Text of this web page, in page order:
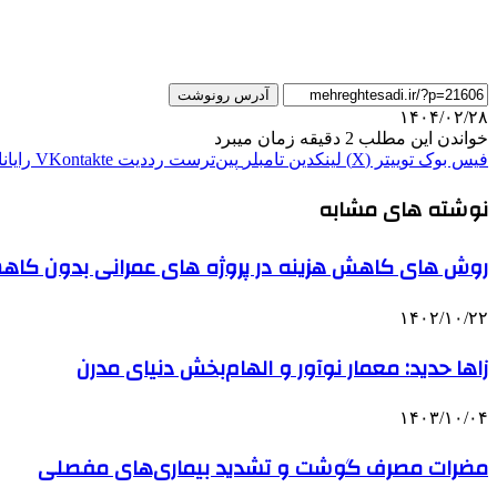
آدرس رونوشت
۱۴۰۴/۰۲/۲۸
خواندن این مطلب 2 دقیقه زمان میبرد
فیس بوک توییتر (X) لینکدین ‫تامبلر ‫پین‌ترست ‫رددیت ‫VKontakte
نوشته های مشابه
روش های کاهش هزینه در پروژه های عمرانی بدون
۱۴۰۲/۱۰/۲۲
زاها حدید: معمار نوآور و الهام‌بخش دنیای مدرن
۱۴۰۳/۱۰/۰۴
مضرات مصرف گوشت و تشدید بیماری‌های مفصلی